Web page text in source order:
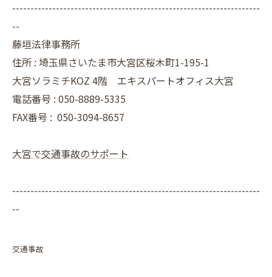
--------------------------------------------------------------------
--
藤垣法律事務所
住所 : 埼玉県さいたま市大宮区桜木町1-195-1
大宮ソラミチKOZ 4階 エキスパートオフィス大宮
電話番号 : 050-8889-5335
FAX番号 : 050-3094-8657
大宮で交通事故のサポート
--------------------------------------------------------------------
--
交通事故